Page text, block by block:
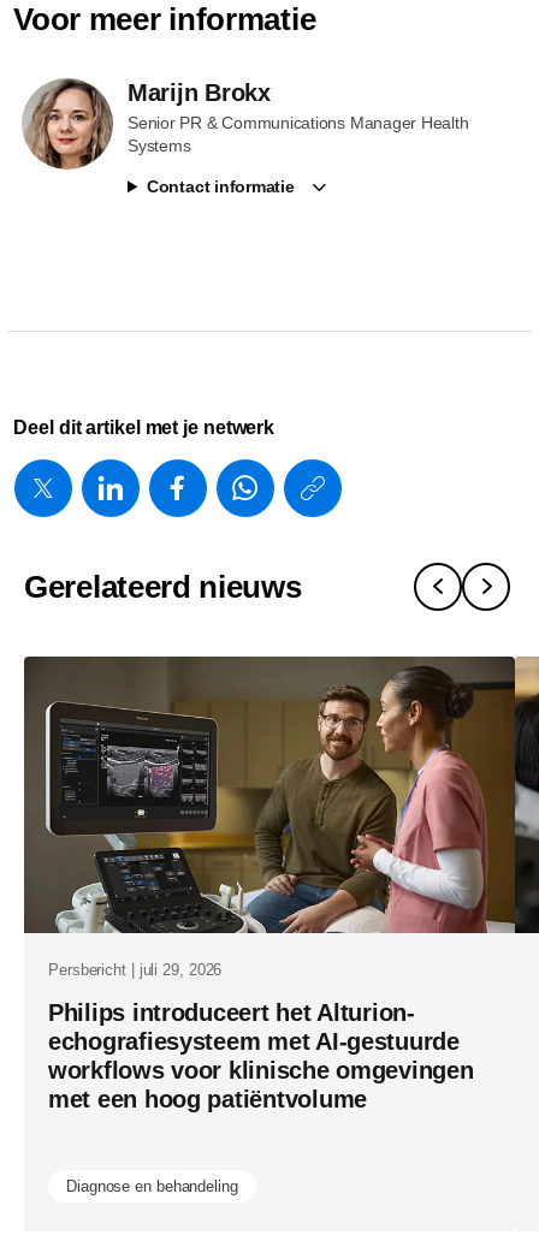
Voor meer informatie
Marijn Brokx
Senior PR & Communications Manager Health
Systems
Contact informatie
Deel dit artikel met je netwerk
https://
koppelt-
voor-
op-
Gerelateerd nieuws
Persbericht | juli 29, 2026
Philips introduceert het Alturion-
echografiesysteem met AI-gestuurde
workflows voor klinische omgevingen
met een hoog patiëntvolume
Diagnose en behandeling